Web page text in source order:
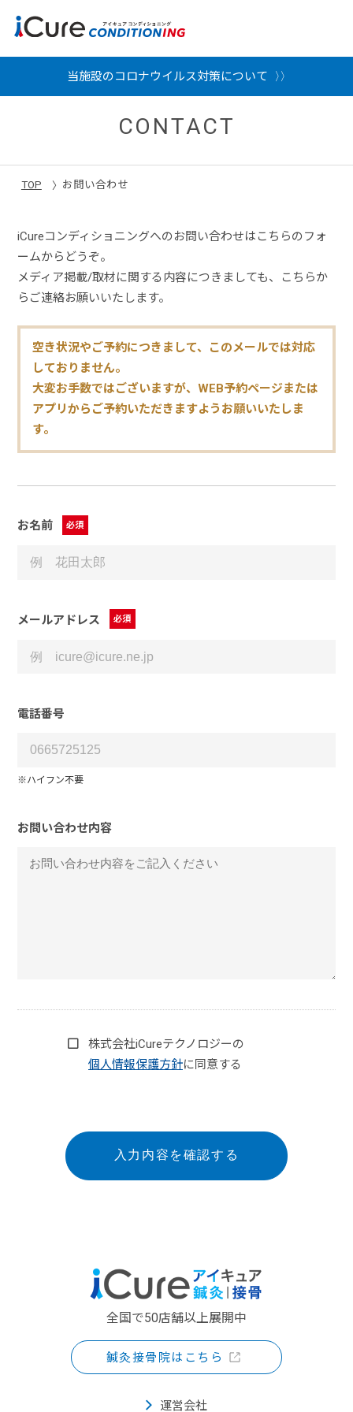
当施設のコロナウイルス対策について
CONTACT
TOP お問い合わせ
iCureコンディショニングへのお問い合わせはこちらのフォ
ームからどうぞ。
メディア掲載/取材に関する内容につきましても、こちらか
らご連絡お願いいたします。
空き状況やご予約につきまして、このメールでは対応
しておりません。
大変お手数ではございますが、WEB予約ページまたは
アプリからご予約いただきますようお願いいたしま
す。
お名前 必須
メールアドレス 必須
電話番号
※ハイフン不要
お問い合わせ内容
株式会社iCureテクノロジーの
個人情報保護方針に同意する
全国で50店舗以上展開中
鍼灸接骨院はこちら
運営会社